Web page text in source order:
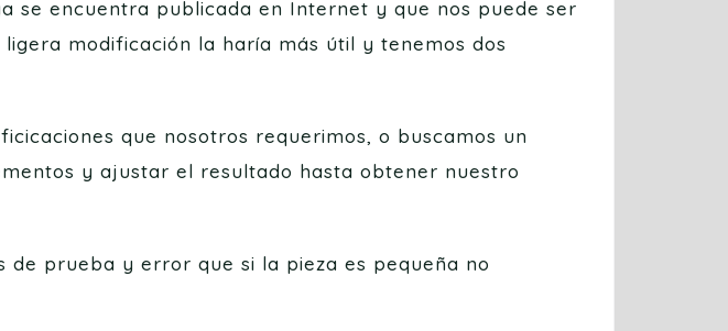
se encuentra publicada en Internet y que nos puede ser
modificación la haría más útil y tenemos dos
que nosotros requerimos, o buscamos un
y ajustar el resultado hasta obtener nuestro
de prueba y error que si la pieza es pequeña no